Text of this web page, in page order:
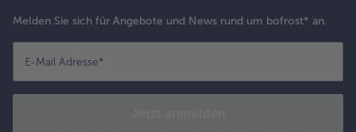
Melden Sie sich für Angebote und News rund um bofrost* an.
E-Mail Adresse*